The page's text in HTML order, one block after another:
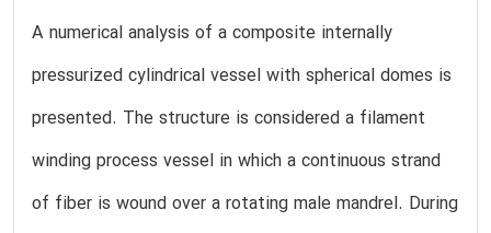
A numerical analysis of a composite internally
pressurized cylindrical vessel with spherical domes is
presented. The structure is considered a filament
winding process vessel in which a continuous strand
of fiber is wound over a rotating male mandrel. During